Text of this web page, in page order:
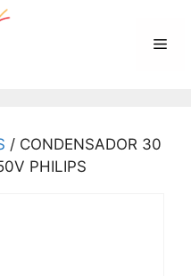
/ CONDENSADOR 30
PHILIPS